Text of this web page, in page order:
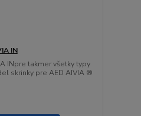
IN
INpre takmer všetky typy
skrinky pre AED AIVIA ®